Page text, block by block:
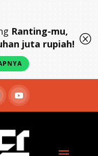
Ranting-mu,
juta rupiah! Q